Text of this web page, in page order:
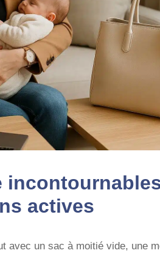
actives
avec un sac à moitié vide, une